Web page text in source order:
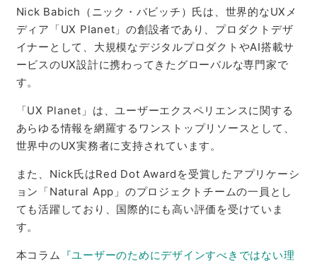
Nick Babich（ニック・バビッチ）氏は、世界的なUXメ
ディア「UX Planet」の創設者であり、プロダクトデザ
イナーとして、大規模なデジタルプロダクトやAI搭載サ
ービスのUX設計に携わってきたグローバルな専門家で
す。
「UX Planet」は、ユーザーエクスペリエンスに関する
あらゆる情報を網羅するワンストップリソースとして、
世界中のUX実務者に支持されています。
また、Nick氏はRed Dot Awardを受賞したアプリケーシ
ョン「Natural App」のプロジェクトチームの一員とし
ても活躍しており、国際的にも高い評価を受けていま
す。
本コラム 『ユーザーのためにデザインすべきではない理